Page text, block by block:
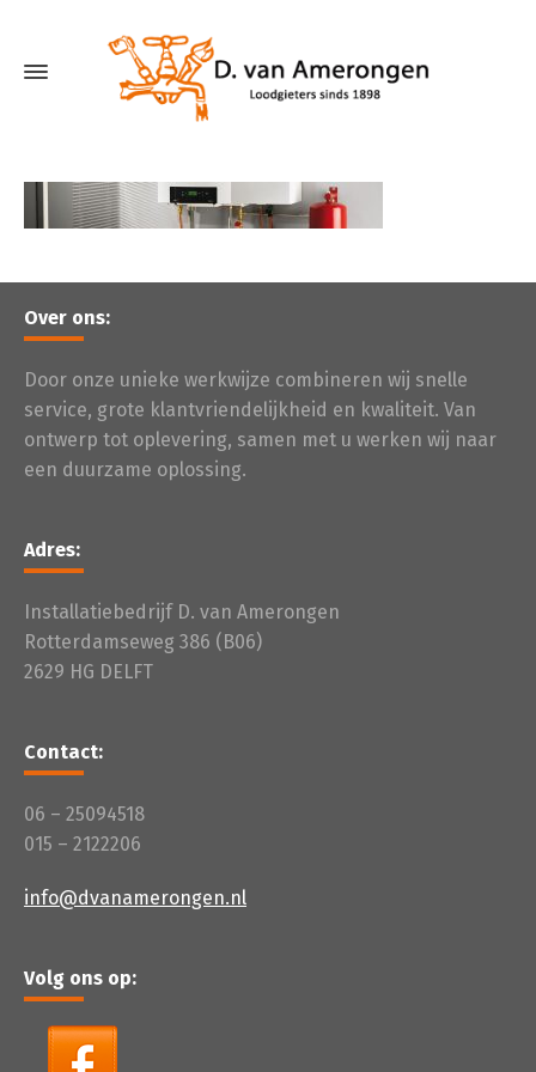
Over ons:
Door onze unieke werkwijze combineren wij snelle
service, grote klantvriendelijkheid en kwaliteit. Van
ontwerp tot oplevering, samen met u werken wij naar
een duurzame oplossing.
Adres:
Installatiebedrijf D. van Amerongen
Rotterdamseweg 386 (B06)
2629 HG DELFT
Contact:
06 – 25094518
015 – 2122206
info@dvanamerongen.nl
Volg ons op: